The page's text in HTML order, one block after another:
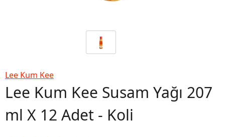
Lee Kum Kee
Lee Kum Kee Susam Yağı 207
ml X 12 Adet - Koli